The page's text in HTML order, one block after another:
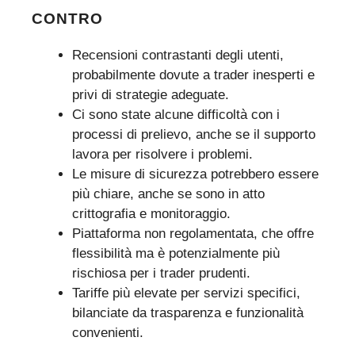
CONTRO
Recensioni contrastanti degli utenti,
probabilmente dovute a trader inesperti e
privi di strategie adeguate.
Ci sono state alcune difficoltà con i
processi di prelievo, anche se il supporto
lavora per risolvere i problemi.
Le misure di sicurezza potrebbero essere
più chiare, anche se sono in atto
crittografia e monitoraggio.
Piattaforma non regolamentata, che offre
flessibilità ma è potenzialmente più
rischiosa per i trader prudenti.
Tariffe più elevate per servizi specifici,
bilanciate da trasparenza e funzionalità
convenienti.